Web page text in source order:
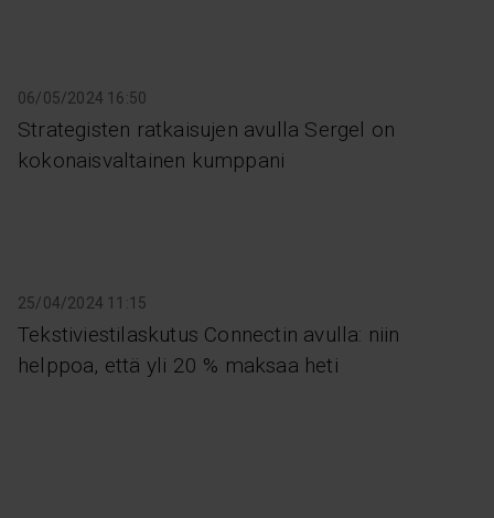
06/05/2024 16:50
Strategisten ratkaisujen avulla Sergel on
kokonaisvaltainen kumppani
25/04/2024 11:15
Tekstiviestilaskutus Connectin avulla: niin
helppoa, että yli 20 % maksaa heti